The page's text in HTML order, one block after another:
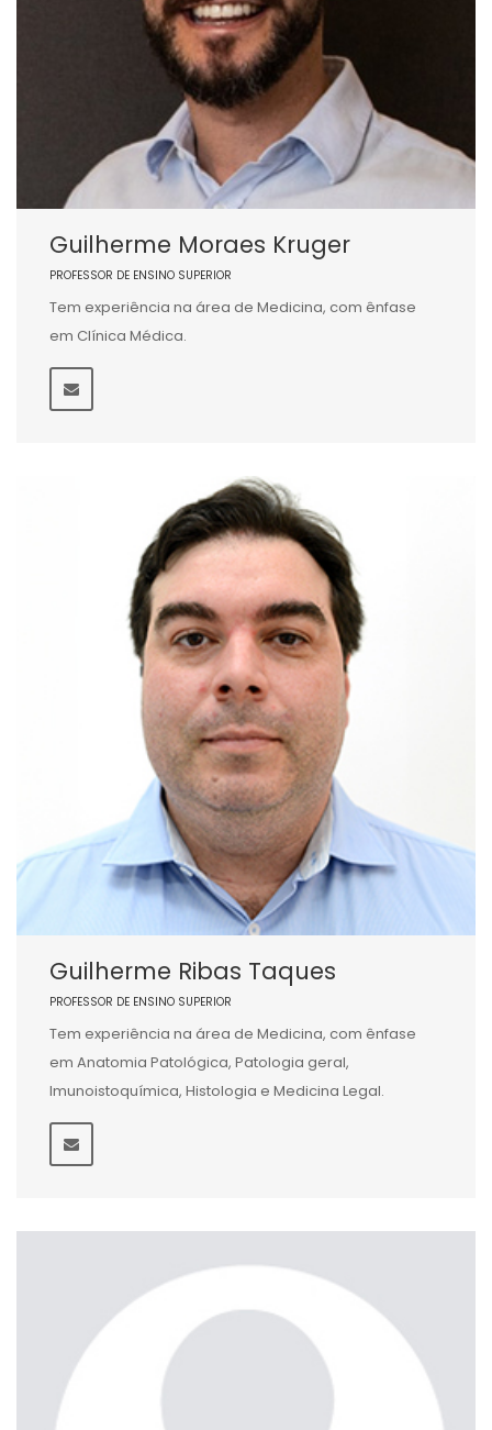
Guilherme Moraes Kruger
PROFESSOR DE ENSINO SUPERIOR
Tem experiência na área de Medicina, com ênfase
em Clínica Médica.
Guilherme Ribas Taques
PROFESSOR DE ENSINO SUPERIOR
Tem experiência na área de Medicina, com ênfase
em Anatomia Patológica, Patologia geral,
Imunoistoquímica, Histologia e Medicina Legal.